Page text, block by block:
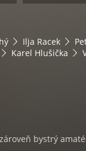
Ilja Racek
Karel Hlušička
bystrý